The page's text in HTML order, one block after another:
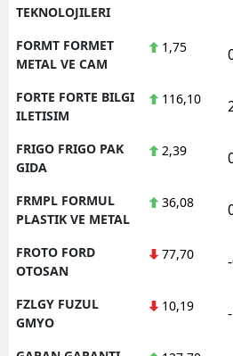
TEKNOLOJILERI
FORMT FORMET
METAL VE CAM
1,75
FORTE FORTE BILGI
ILETISIM
116,10
FRIGO FRIGO PAK
GIDA
2,39
FRMPL FORMUL
PLASTIK VE METAL
36,08
FROTO FORD
OTOSAN
77,70
FZLGY FUZUL
GMYO
10,19